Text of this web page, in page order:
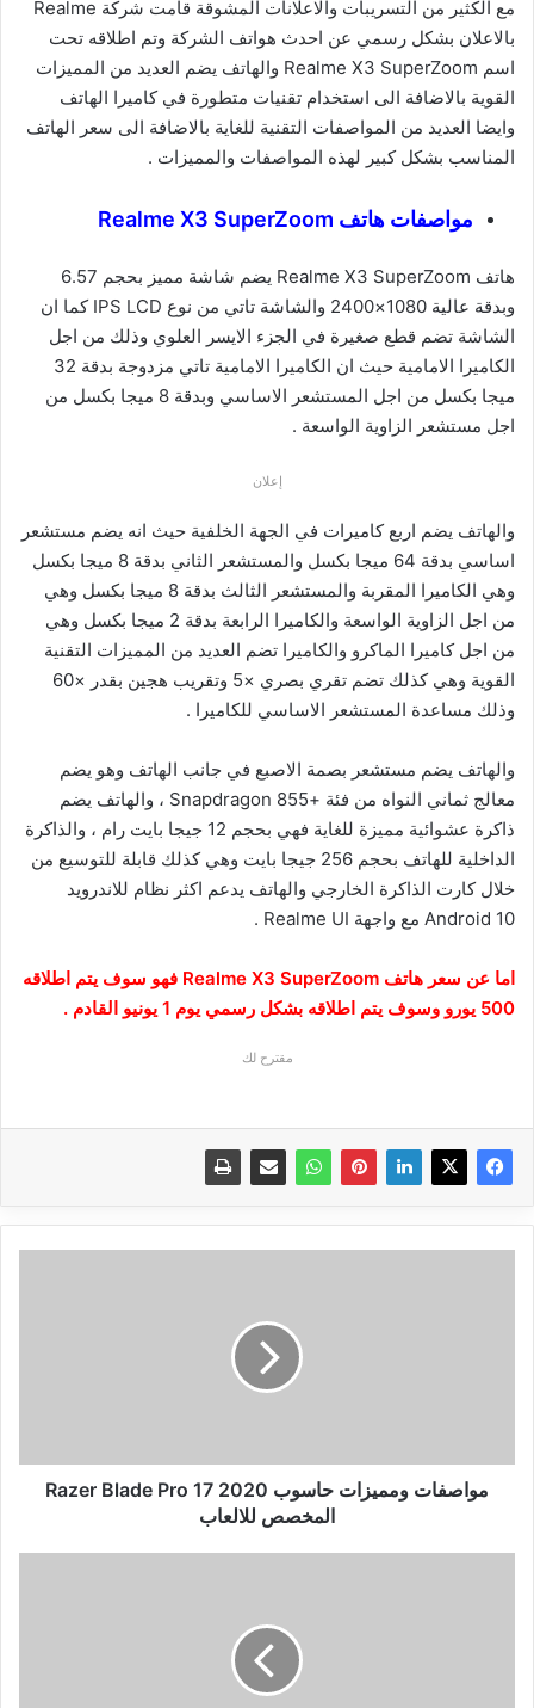
مع الكثير من التسريبات والاعلانات المشوقة قامت شركة Realme
بالاعلان بشكل رسمي عن احدث هواتف الشركة وتم اطلاقه تحت
اسم Realme X3 SuperZoom والهاتف يضم العديد من المميزات
القوية بالاضافة الى استخدام تقنيات متطورة في كاميرا الهاتف
وايضا العديد من المواصفات التقنية للغاية بالاضافة الى سعر الهاتف
المناسب بشكل كبير لهذه المواصفات والمميزات .
مواصفات هاتف Realme X3 SuperZoom
هاتف Realme X3 SuperZoom يضم شاشة مميز بحجم 6.57
وبدقة عالية 1080×2400 والشاشة تاتي من نوع IPS LCD كما ان
الشاشة تضم قطع صغيرة في الجزء الايسر العلوي وذلك من اجل
الكاميرا الامامية حيث ان الكاميرا الامامية تاتي مزدوجة بدقة 32
ميجا بكسل من اجل المستشعر الاساسي وبدقة 8 ميجا بكسل من
اجل مستشعر الزاوية الواسعة .
إعلان
والهاتف يضم اربع كاميرات في الجهة الخلفية حيث انه يضم مستشعر
اساسي بدقة 64 ميجا بكسل والمستشعر الثاني بدقة 8 ميجا بكسل
وهي الكاميرا المقربة والمستشعر الثالث بدقة 8 ميجا بكسل وهي
من اجل الزاوية الواسعة والكاميرا الرابعة بدقة 2 ميجا بكسل وهي
من اجل كاميرا الماكرو والكاميرا تضم العديد من المميزات التقنية
القوية وهي كذلك تضم تقري بصري ×5 وتقريب هجين بقدر ×60
وذلك مساعدة المستشعر الاساسي للكاميرا .
والهاتف يضم مستشعر بصمة الاصبع في جانب الهاتف وهو يضم
معالج ثماني النواه من فئة +Snapdragon 855 ، والهاتف يضم
ذاكرة عشوائية مميزة للغاية فهي بحجم 12 جيجا بايت رام ، والذاكرة
الداخلية للهاتف بحجم 256 جيجا بايت وهي كذلك قابلة للتوسيع من
خلال كارت الذاكرة الخارجي والهاتف يدعم اكثر نظام للاندرويد
Android 10 مع واجهة Realme UI .
اما عن سعر هاتف Realme X3 SuperZoom فهو سوف يتم اطلاقه
500 يورو وسوف يتم اطلاقه بشكل رسمي يوم 1 يونيو القادم .
مقترح لك
المخصص
للالعاب
مواصفات ومميزات حاسوب Razer Blade Pro 17 2020
المخصص للالعاب